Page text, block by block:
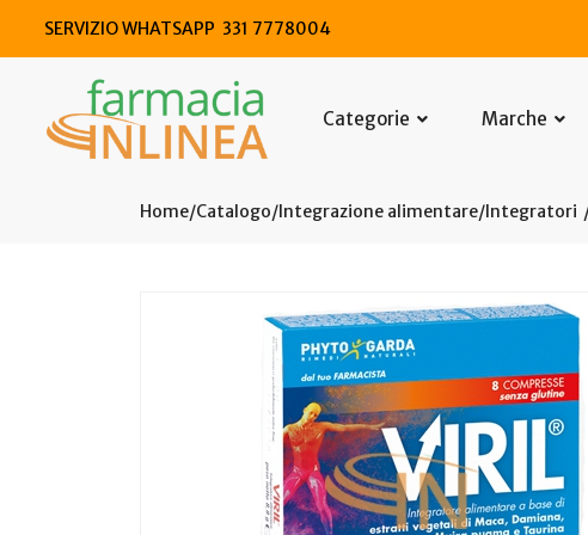
SERVIZIO WHATSAPP 331 7778004
Categorie Marche
Home Catalogo/Integrazione alimentare/Integratori